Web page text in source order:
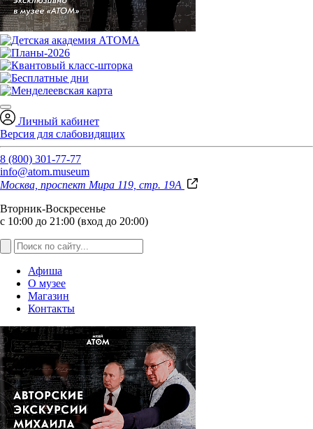
Личный кабинет
Версия для слабовидящих
8 (800) 301-77-77
info@atom.museum
Москва, проспект Мира 119, стр. 19А
Вторник-Воскресенье
с 10:00 до 21:00 (вход до 20:00)
Афиша
О музее
Магазин
Контакты